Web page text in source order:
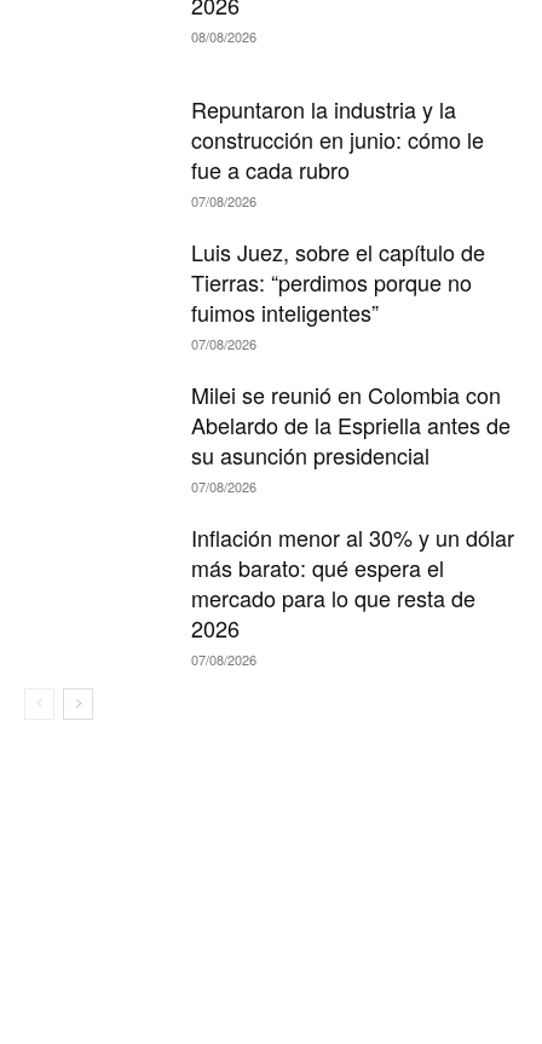
08/08/2026
Repuntaron la industria y la
construcción en junio: cómo le
fue a cada rubro
07/08/2026
Luis Juez, sobre el capítulo de
Tierras: “perdimos porque no
fuimos inteligentes”
07/08/2026
Milei se reunió en Colombia con
Abelardo de la Espriella antes de
su asunción presidencial
07/08/2026
Inflación menor al 30% y un dólar
más barato: qué espera el
mercado para lo que resta de
2026
07/08/2026